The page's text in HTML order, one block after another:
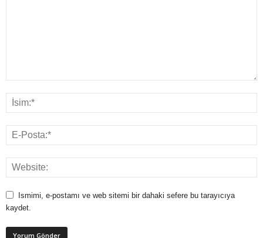
Ismimi, e-postamı ve web sitemi bir dahaki sefere bu tarayıcıya
kaydet.